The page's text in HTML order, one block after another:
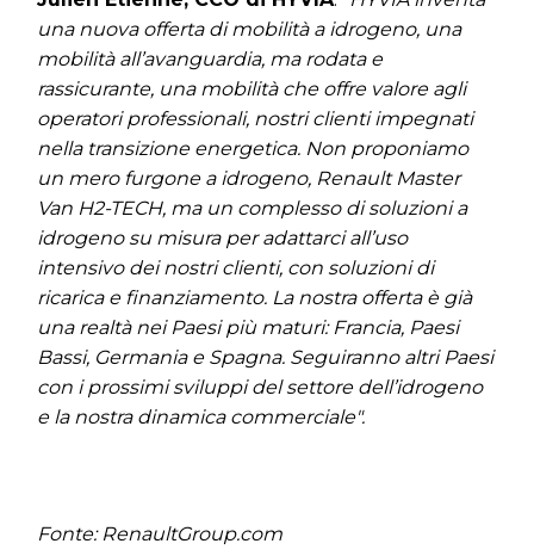
una nuova offerta di mobilità a idrogeno, una
mobilità all’avanguardia, ma rodata e
rassicurante, una mobilità che offre valore agli
operatori professionali, nostri clienti impegnati
nella transizione energetica. Non proponiamo
un mero furgone a idrogeno, Renault Master
Van H2-TECH, ma un complesso di soluzioni a
idrogeno su misura per adattarci all’uso
intensivo dei nostri clienti, con soluzioni di
ricarica e finanziamento. La nostra offerta è già
una realtà nei Paesi più maturi: Francia, Paesi
Bassi, Germania e Spagna. Seguiranno altri Paesi
con i prossimi sviluppi del settore dell’idrogeno
e la nostra dinamica commerciale".
Fonte: RenaultGroup.com